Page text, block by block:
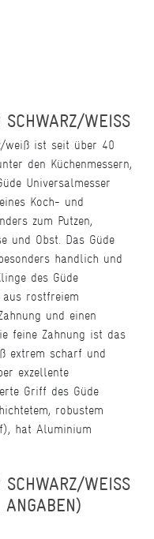
WEISS
weiß ist seit über 40
den Küchenmessern,
Universalmesser
Koch- und
zum Putzen,
und Obst. Das Güde
handlich und
des Güde
rostfreiem
und einen
feine Zahnung ist das
extrem scharf und
exzellente
Griff des Güde
robustem
hat Aluminium
WEISS -